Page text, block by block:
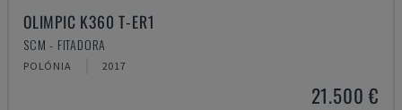
OLIMPIC K360 T-ER1
SCM - FITADORA
POLÓNIA 2017
21.500 €